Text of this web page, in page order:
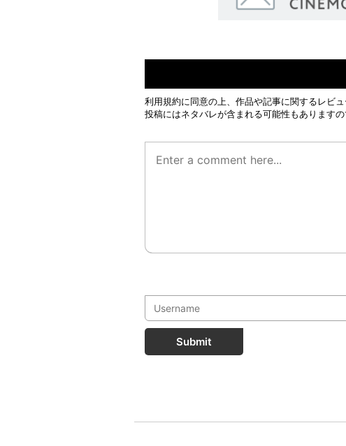
利用規約に同意の上、作品や記事に関するレビ
投稿にはネタバレが含まれる可能性もありますの
Submit